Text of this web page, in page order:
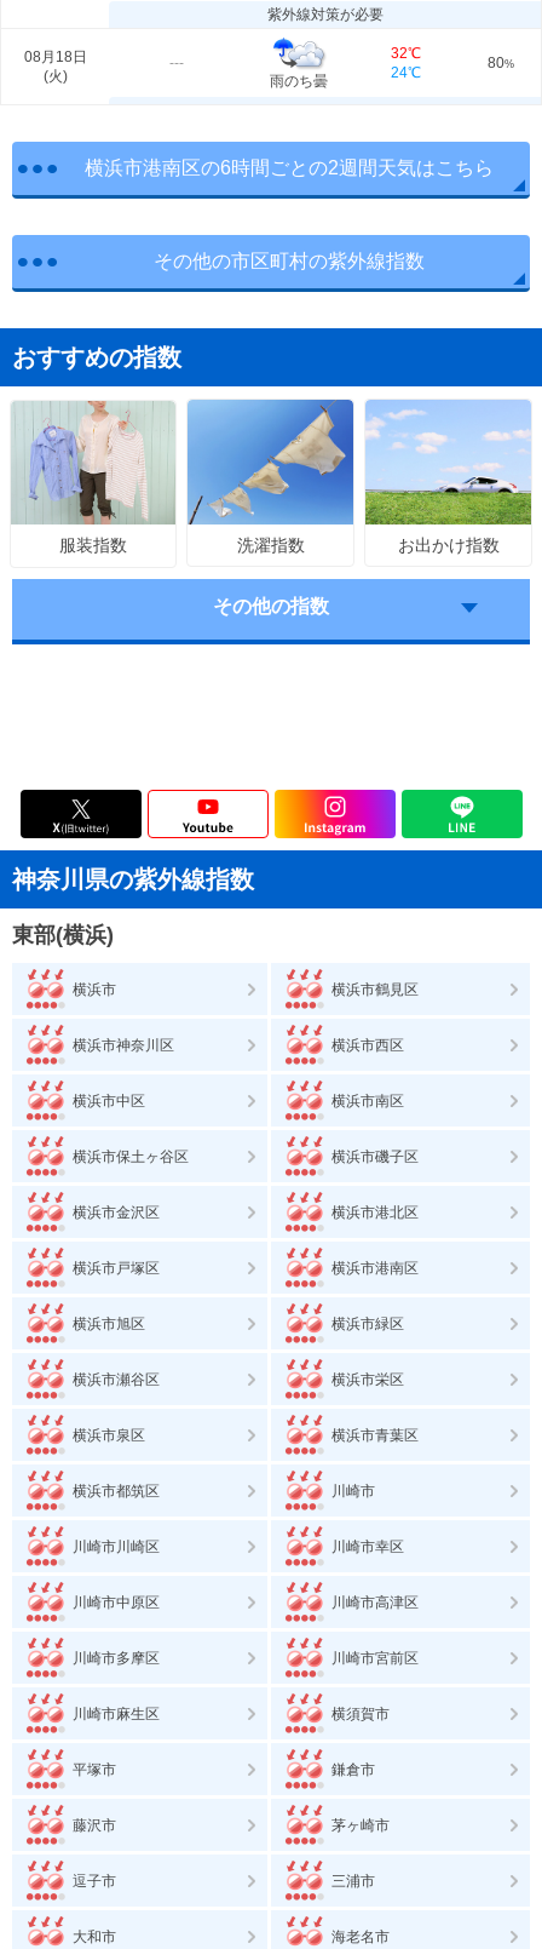
紫外線対策が必要
08月18日
(火)
---
雨のち曇
32℃
24℃
80%
横浜市港南区の6時間ごとの2週間天気はこちら
その他の市区町村の紫外線指数
おすすめの指数
服装指数 洗濯指数 お出かけ指数
その他の指数
神奈川県の紫外線指数
東部(横浜)
横浜市 横浜市鶴見区
横浜市神奈川区 横浜市西区
横浜市中区 横浜市南区
横浜市保土ヶ谷区 横浜市磯子区
横浜市金沢区 横浜市港北区
横浜市戸塚区 横浜市港南区
横浜市旭区 横浜市緑区
横浜市瀬谷区 横浜市栄区
横浜市泉区 横浜市青葉区
横浜市都筑区 川崎市
川崎市川崎区 川崎市幸区
川崎市中原区 川崎市高津区
川崎市多摩区 川崎市宮前区
川崎市麻生区 横須賀市
平塚市 鎌倉市
藤沢市 茅ヶ崎市
逗子市 三浦市
大和市 海老名市